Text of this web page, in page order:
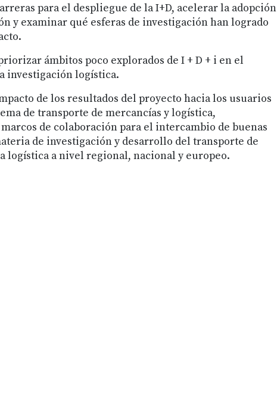
para el despliegue de la I+D, acelerar la adopción
y examinar qué esferas de investigación han logrado
ámbitos poco explorados de I + D + i en el
investigación logística.
de los resultados del proyecto hacia los usuarios
de transporte de mercancías y logística,
de colaboración para el intercambio de buenas
de investigación y desarrollo del transporte de
logística a nivel regional, nacional y europeo.